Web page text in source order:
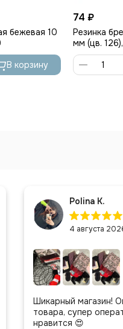
бежевая 10
В корзину
74 ₽
Резинка
мм (цв.
Polina K.
4 августа
Шикарный магазин!
товара, супер
нравится 😍